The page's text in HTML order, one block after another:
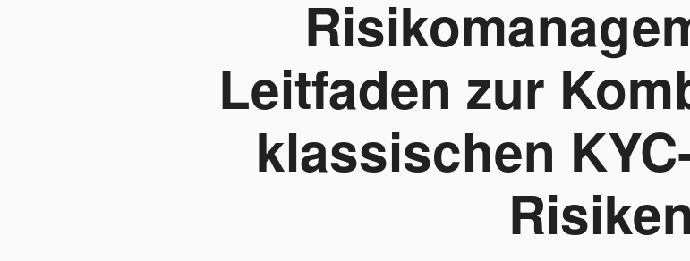
Leitfaden zur
klassischen
Risiken